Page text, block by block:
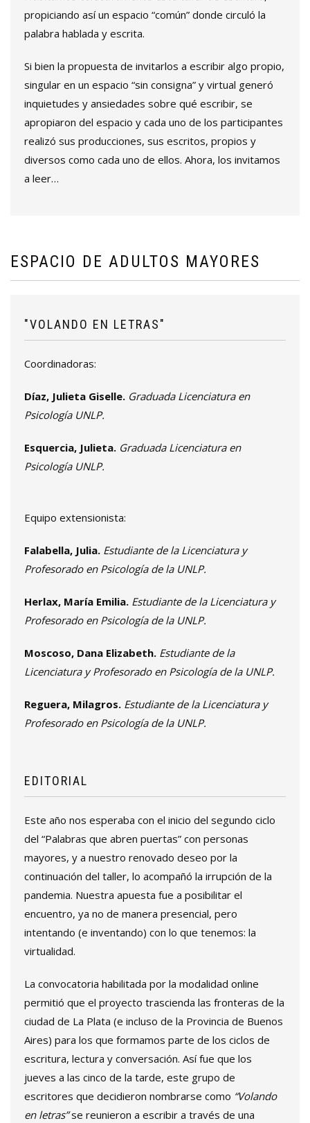
propiciando así un espacio “común” donde circuló la
palabra hablada y escrita.
Si bien la propuesta de invitarlos a escribir algo propio,
singular en un espacio “sin consigna” y virtual generó
inquietudes y ansiedades sobre qué escribir, se
apropiaron del espacio y cada uno de los participantes
realizó sus producciones, sus escritos, propios y
diversos como cada uno de ellos. Ahora, los invitamos
a leer…
ESPACIO DE ADULTOS MAYORES
"VOLANDO EN LETRAS"
Coordinadoras:
Díaz, Julieta Giselle. Graduada Licenciatura en
Psicología UNLP.
Esquercia, Julieta. Graduada Licenciatura en
Psicología UNLP.
Equipo extensionista:
Falabella, Julia. Estudiante de la Licenciatura y
Profesorado en Psicología de la UNLP.
Herlax, María Emilia. Estudiante de la Licenciatura y
Profesorado en Psicología de la UNLP.
Moscoso, Dana Elizabeth. Estudiante de la
Licenciatura y Profesorado en Psicología de la UNLP.
Reguera, Milagros. Estudiante de la Licenciatura y
Profesorado en Psicología de la UNLP.
EDITORIAL
Este año nos esperaba con el inicio del segundo ciclo
del “Palabras que abren puertas” con personas
mayores, y a nuestro renovado deseo por la
continuación del taller, lo acompañó la irrupción de la
pandemia. Nuestra apuesta fue a posibilitar el
encuentro, ya no de manera presencial, pero
intentando (e inventando) con lo que tenemos: la
virtualidad.
La convocatoria habilitada por la modalidad online
permitió que el proyecto trascienda las fronteras de la
ciudad de La Plata (e incluso de la Provincia de Buenos
Aires) para los que formamos parte de los ciclos de
escritura, lectura y conversación. Así fue que los
jueves a las cinco de la tarde, este grupo de
escritores que decidieron nombrarse como “Volando
en letras”se reunieron a escribir a través de una